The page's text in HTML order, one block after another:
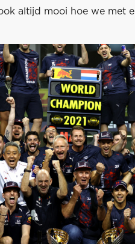
altijd mooi hoe we met